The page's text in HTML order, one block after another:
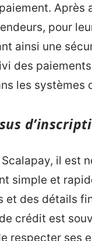
Après
pour
ainsi une
des
les systèmes
il est
simple et
et des détails
crédit est
respecter ses